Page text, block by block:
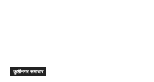
कुशीनगर समाचार